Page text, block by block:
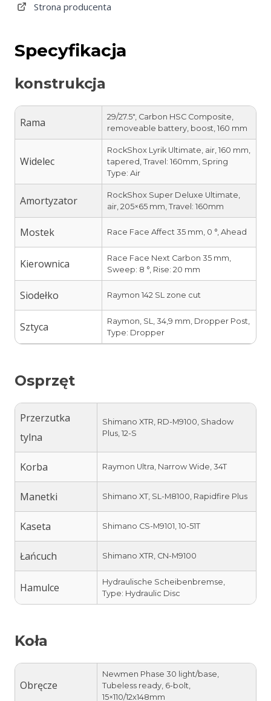
Strona producenta
Specyfikacja
konstrukcja
Rama
29/27.5″, Carbon HSC Composite,
removeable battery, boost, 160 mm
Widelec
RockShox Lyrik Ultimate, air, 160 mm,
tapered, Travel: 160mm, Spring
Type: Air
Amortyzator
RockShox Super Deluxe Ultimate,
air, 205×65 mm, Travel: 160mm
Mostek Race Face Affect 35 mm, 0 °, Ahead
Kierownica
Race Face Next Carbon 35 mm,
Sweep: 8 °, Rise: 20 mm
Siodełko Raymon 142 SL zone cut
Sztyca
Raymon, SL, 34,9 mm, Dropper Post,
Type: Dropper
Osprzęt
Przerzutka
tylna
Shimano XTR, RD-M9100, Shadow
Plus, 12-S
Korba Raymon Ultra, Narrow Wide, 34T
Manetki Shimano XT, SL-M8100, Rapidfire Plus
Kaseta Shimano CS-M9101, 10-51T
Łańcuch Shimano XTR, CN-M9100
Hamulce
Hydraulische Scheibenbremse,
Type: Hydraulic Disc
Koła
Obręcze
Newmen Phase 30 light/base,
Tubeless ready, 6-bolt,
15×110/12x148mm